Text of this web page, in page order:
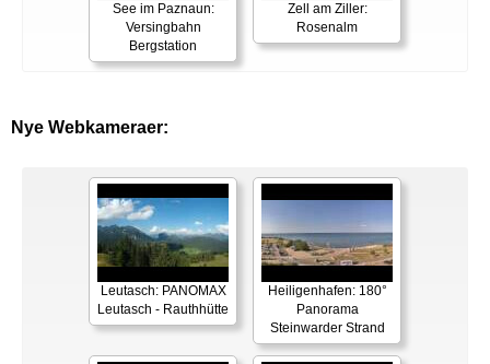
See im Paznaun:
Versingbahn
Bergstation
Zell am Ziller:
Rosenalm
Nye Webkameraer:
Leutasch: PANOMAX
Leutasch - Rauthhütte
Heiligenhafen: 180°
Panorama
Steinwarder Strand